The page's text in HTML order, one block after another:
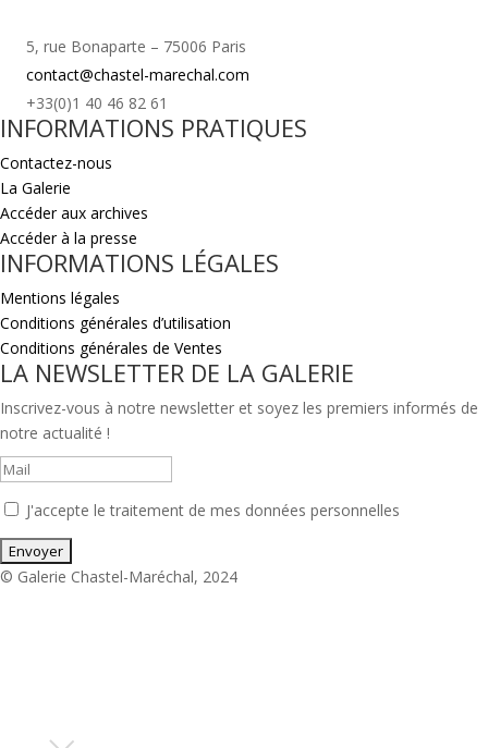
5, rue Bonaparte – 75006 Paris
contact@chastel-marechal.com
+33(0)1 40 46 82 61
INFORMATIONS PRATIQUES
Contactez-nous
La Galerie
Accéder aux archives
Accéder à la presse
INFORMATIONS LÉGALES
Mentions légales
Conditions générales d’utilisation
Conditions générales de Ventes
LA NEWSLETTER DE LA GALERIE
Inscrivez-vous à notre newsletter et soyez les premiers informés de
notre actualité !
J'accepte le traitement de mes données personnelles
© Galerie Chastel-Maréchal, 2024